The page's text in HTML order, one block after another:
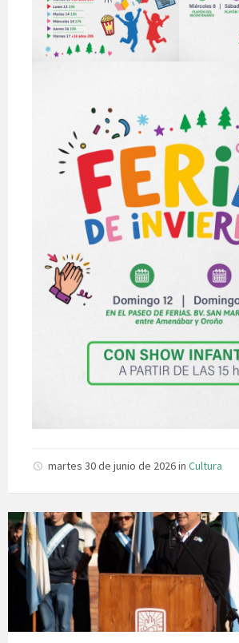
martes 30 de junio de 2026in Cultura